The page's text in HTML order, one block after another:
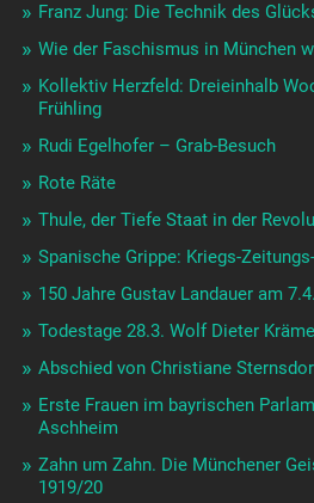
Franz Jung: Die Technik des
Wie der Faschismus in München
Kollektiv Herzfeld: Dreieinhalb
Frühling
Rudi Egelhofer – Grab-Besuch
Rote Räte
Thule, der Tiefe Staat in der
Spanische Grippe: Kriegs-
150 Jahre Gustav Landauer am
Todestage 28.3. Wolf Dieter
Abschied von Christiane
Erste Frauen im bayrischen
Aschheim
Zahn um Zahn. Die Münchener
1919/20